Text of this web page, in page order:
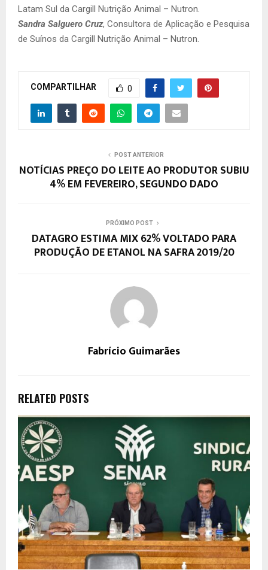
Latam Sul da Cargill Nutrição Animal – Nutron.
Sandra Salguero Cruz, Consultora de Aplicação e Pesquisa
de Suínos da Cargill Nutrição Animal – Nutron.
COMPARTILHAR 0
POST ANTERIOR
NOTÍCIAS PREÇO DO LEITE AO PRODUTOR SUBIU
4% EM FEVEREIRO, SEGUNDO DADO
PRÓXIMO POST
DATAGRO ESTIMA MIX 62% VOLTADO PARA
PRODUÇÃO DE ETANOL NA SAFRA 2019/20
Fabrício Guimarães
RELATED POSTS